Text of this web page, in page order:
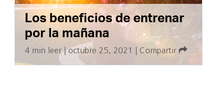
Los beneficios de entrenar
por la mañana
4 min leer|octubre 25, 2021 Compartir